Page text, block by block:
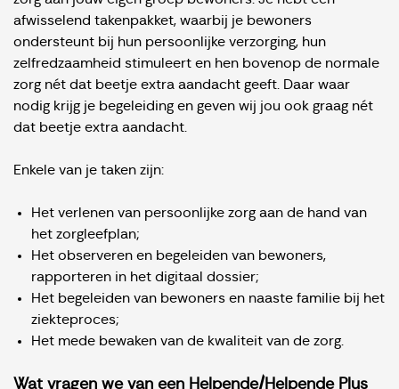
afwisselend takenpakket, waarbij je bewoners
ondersteunt bij hun persoonlijke verzorging, hun
zelfredzaamheid stimuleert en hen bovenop de normale
zorg nét dat beetje extra aandacht geeft. Daar waar
nodig krijg je begeleiding en geven wij jou ook graag nét
dat beetje extra aandacht.
Enkele van je taken zijn:
Het verlenen van persoonlijke zorg aan de hand van
het zorgleefplan;
Het observeren en begeleiden van bewoners,
rapporteren in het digitaal dossier;
Het begeleiden van bewoners en naaste familie bij het
ziekteproces;
Het mede bewaken van de kwaliteit van de zorg.
Wat vragen we van een Helpende/Helpende Plus